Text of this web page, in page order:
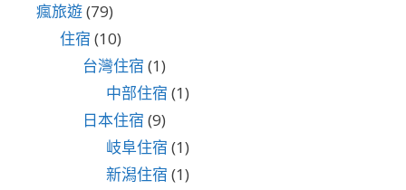
瘋旅遊(79)
住宿 (10)
台灣住宿 (1)
中部住宿 (1)
日本住宿 (9)
岐阜住宿 (1)
新潟住宿 (1)